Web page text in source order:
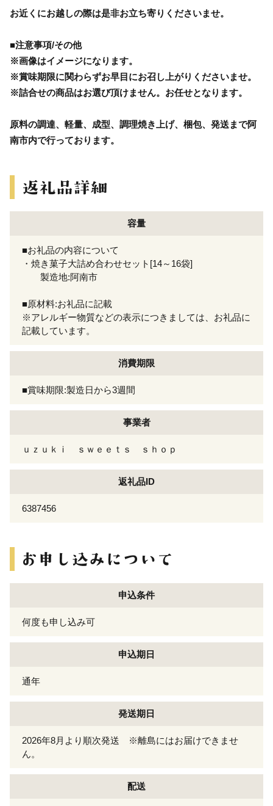
お近くにお越しの際は是非お立ち寄りくださいませ。
■注意事項/その他
※画像はイメージになります。
※賞味期限に関わらずお早目にお召し上がりくださいませ。
※詰合せの商品はお選び頂けません。お任せとなります。
原料の調達、軽量、成型、調理焼き上げ、梱包、発送まで阿
南市内で行っております。
容量
■お礼品の内容について
・焼き菓子大詰め合わせセット[14～16袋]
製造地:阿南市
■原材料:お礼品に記載
※アレルギー物質などの表示につきましては、お礼品に
記載しています。
消費期限
■賞味期限:製造日から3週間
事業者
ｕｚｕｋｉ ｓｗｅｅｔｓ ｓｈｏｐ
返礼品ID
6387456
申込条件
何度も申し込み可
申込期日
通年
発送期日
2026年8月より順次発送 ※離島にはお届けできませ
ん。
配送